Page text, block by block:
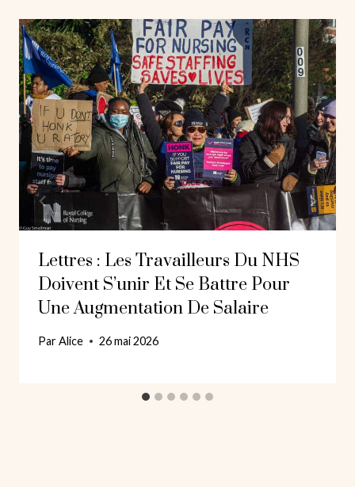
Lettres : Les Travailleurs Du NHS
Doivent S’unir Et Se Battre Pour
Une Augmentation De Salaire
ParAlice 26 mai 2026